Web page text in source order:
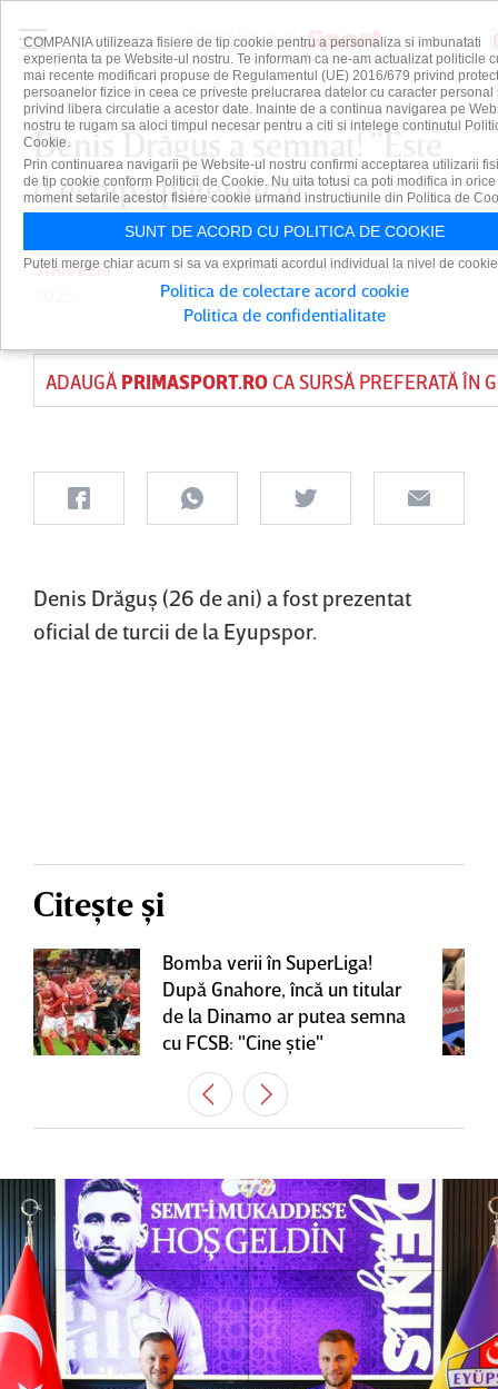
Denis Drăguş a semnat! ”Este
o echipă puternică”
STRANIERI PUBLICAT DEDAIAN CUTUPE 18 IUL
ADAUGĂ PRIMASPORT.ROCA SURSĂ PREFERATĂ ÎN
Denis Drăguş (26 de ani) a fost prezentat
oficial de turcii de la Eyupspor.
Citește și
Bomba verii în SuperLiga!
După Gnahore, încă un titular
de la Dinamo ar putea semna
cu FCSB: "Cine ştie"
COMPANIA utilizeaza fisiere de tip cookie pentru a personaliza si imbunatati
experienta ta pe Website-ul nostru. Te informam ca ne-am actualizat politicile
mai recente modificari propuse de Regulamentul (UE) 2016/679 privind
persoanelor fizice in ceea ce priveste prelucrarea datelor cu caracter personal
privind libera circulatie a acestor date. Inainte de a continua navigarea pe
nostru te rugam sa aloci timpul necesar pentru a citi si intelege continutul
Cookie.
Prin continuarea navigarii pe Website-ul nostru confirmi acceptarea utilizarii
de tip cookie conform Politicii de Cookie. Nu uita totusi ca poti modifica in orice
moment setarile acestor fisiere cookie urmand instructiunile din Politica de
SUNT DE ACORD CU POLITICA DE COOKIE
Puteti merge chiar acum si sa va exprimati acordul individual la nivel de
Politica de colectare acord cookie
Politica de confidentialitate